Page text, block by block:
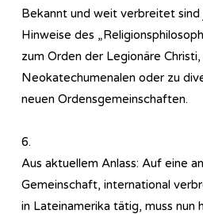
Bekannt und weit verbreitet sind
Hinweise des
zum Orden der Legionäre
Neokatechumenalen oder zu
neuen Ordensgemeinschaften.
6.
Aus aktuellem Anlass: Auf eine
Gemeinschaft, international
in Lateinamerika tätig, muss nun